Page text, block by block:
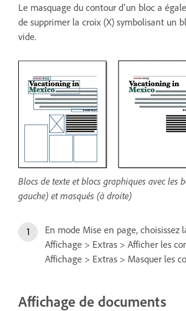
Le masquage du contour d’un bloc a
de supprimer la croix (X) symbolisant un
vide.
Blocs de texte et blocs graphiques avec les
gauche) et masqués (à droite)
En mode Mise en page, choisissez
Affichage > Extras > Afficher les
Affichage > Extras > Masquer les
Affichage de documents